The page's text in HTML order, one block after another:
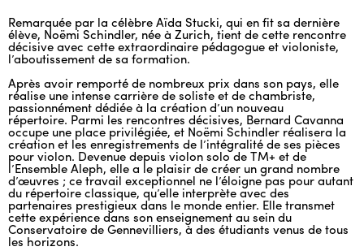
Remarquée par la célèbre Aïda Stucki, qui en fit sa dernière
élève, Noëmi Schindler, née à Zurich, tient de cette rencontre
décisive avec cette extraordinaire pédagogue et violoniste,
l’aboutissement de sa formation.
Après avoir remporté de nombreux prix dans son pays, elle
réalise une intense carrière de soliste et de chambriste,
passionnément dédiée à la création d’un nouveau
répertoire. Parmi les rencontres décisives, Bernard Cavanna
occupe une place privilégiée, et Noëmi Schindler réalisera la
création et les enregistrements de l’intégralité de ses pièces
pour violon. Devenue depuis violon solo de TM+ et de
l’Ensemble Aleph, elle a le plaisir de créer un grand nombre
d’œuvres ; ce travail exceptionnel ne l’éloigne pas pour autant
du répertoire classique, qu’elle interprète avec des
partenaires prestigieux dans le monde entier. Elle transmet
cette expérience dans son enseignement au sein du
Conservatoire de Gennevilliers, à des étudiants venus de tous
les horizons.